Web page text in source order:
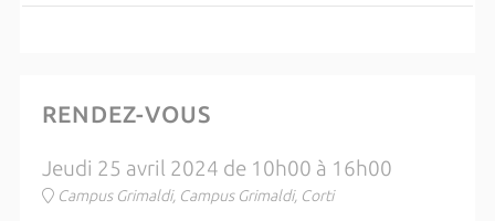
RENDEZ-VOUS
Jeudi 25 avril 2024 de 10h00 à 16h00
Campus Grimaldi, Campus Grimaldi, Corti